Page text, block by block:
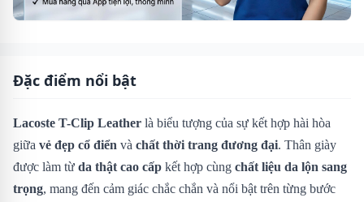
Đặc điểm nổi bật
Lacoste T-Clip Leather là biểu tượng của sự kết hợp hài hòa
giữa vẻ đẹp cổ điển và chất thời trang đương đại. Thân giày
được làm từ da thật cao cấp kết hợp cùng chất liệu da lộn sang
trọng, mang đến cảm giác chắc chắn và nổi bật trên từng bước